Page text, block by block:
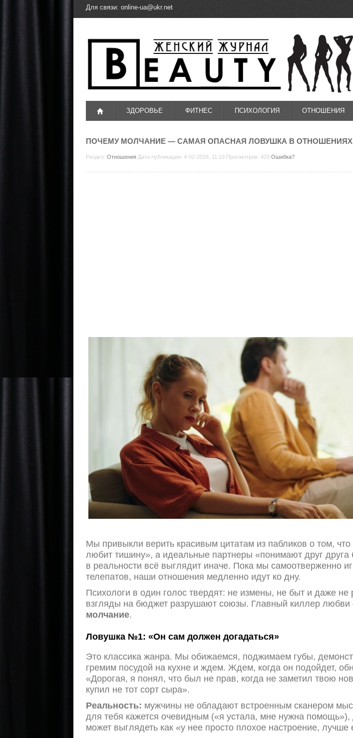
Для связи: online-ua@ukr.net
ЗДОРОВЬЕ ФИТНЕС ПСИХОЛОГИЯ ОТНОШЕНИЯ
ПОЧЕМУ МОЛЧАНИЕ — САМАЯ ОПАСНАЯ ЛОВУШКА В ОТНОШЕНИЯХ
Раздел: Отношения Дата публикации: 4-02-2026, 11:19 Просмотров: 420 Ошибка?
Мы привыкли верить красивым цитатам из пабликов о том, что
любит тишину», а идеальные партнеры «понимают друг друга
в реальности всё выглядит иначе. Пока мы самоотверженно
телепатов, наши отношения медленно идут ко дну.
Психологи в один голос твердят: не измены, не быт и даже не
взгляды на бюджет разрушают союзы. Главный киллер
молчание.
Ловушка №1: «Он сам должен догадаться»
Это классика жанра. Мы обижаемся, поджимаем губы,
гремим посудой на кухне и ждем. Ждем, когда он подойдет,
«Дорогая, я понял, что был не прав, когда не заметил твою
купил не тот сорт сыра».
Реальность: мужчины не обладают встроенным сканером
для тебя кажется очевидным («я устала, мне нужна помощь»),
может выглядеть как «у нее просто плохое настроение, лучше